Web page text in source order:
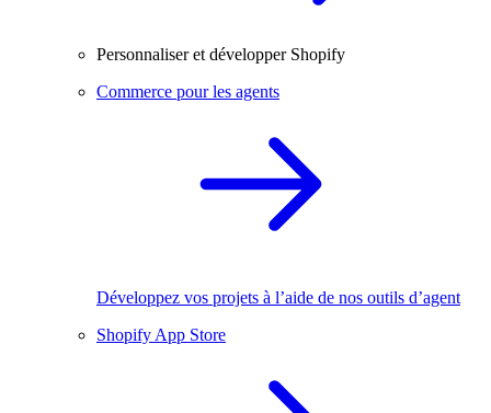
Personnaliser et développer Shopify
Commerce pour les agents
Développez vos projets à l’aide de nos outils d’agent
Shopify App Store